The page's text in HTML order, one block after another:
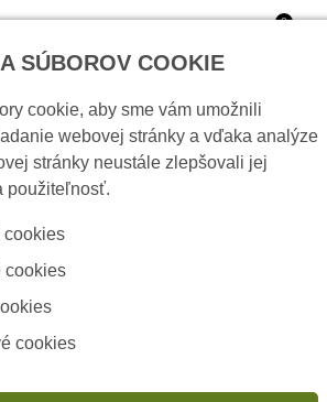
0
White Bezdrôtové tlačidlo
SÚBOROV COOKIE
cookie, aby sme vám umožnili
webovej stránky a vďaka analýze
stránky neustále zlepšovali jej
použiteľnosť.
cookies
cookies
cookies